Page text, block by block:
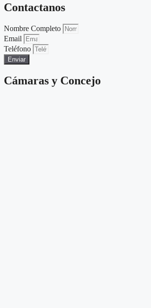
Contactanos
Nombre Completo
Email
Teléfono
Enviar
Cámaras y Concejo